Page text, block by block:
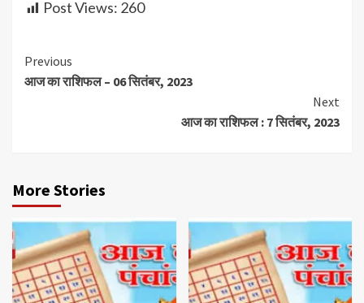
Post Views: 260
Continue
Reading
Previous
आज का राशिफल – 06 सितंबर, 2023
Next
आज का राशिफल : 7 सितंबर, 2023
More Stories